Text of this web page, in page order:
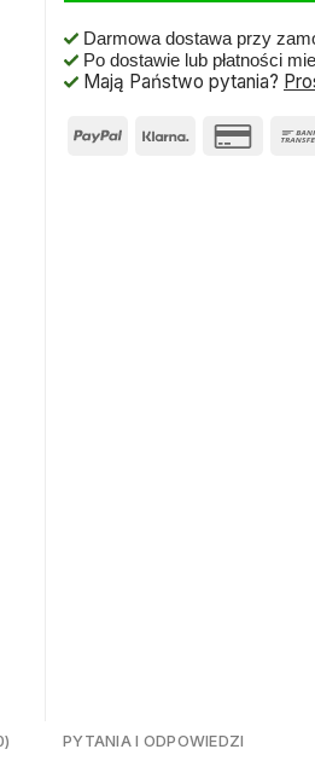
Darmowa dostawa przy
Po dostawie lub płatności
Mają Państwo pytania?
PYTANIA I ODPOWIEDZI